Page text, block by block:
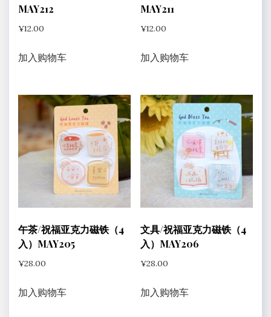
MAY212
¥12.00
加入购物车
MAY211
¥12.00
加入购物车
午茶/祝福亚克力磁铁（4
入）MAY205
¥28.00
加入购物车
文具/祝福亚克力磁铁（4
入）MAY206
¥28.00
加入购物车